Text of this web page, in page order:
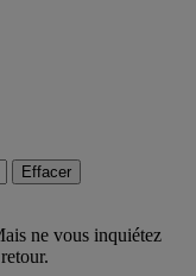
Effacer
ne vous inquiétez